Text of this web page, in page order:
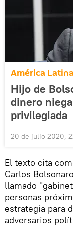
América
Hijo de
dinero
privilegiada
20 de julio 2020,
El texto cita
Carlos
llamado
personas
estrategia para
adversarios